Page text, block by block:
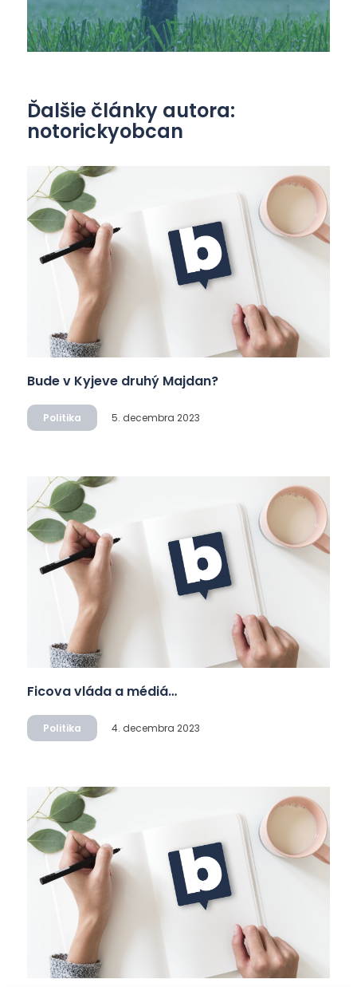
Ďalšie články autora:
notorickyobcan
Bude v Kyjeve druhý Majdan?
Politika 5. decembra 2023
Ficova vláda a médiá…
Politika 4. decembra 2023